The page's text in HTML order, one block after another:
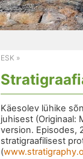
ESK »
Käesolev lühike
juhisest (Originaal:
version. Episodes,
stratigraafilisest
(